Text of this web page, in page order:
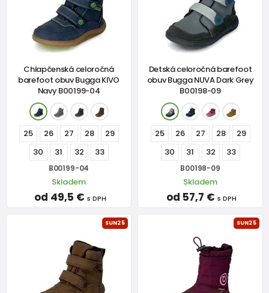
Chlapčenská celoročná
barefoot obuv Bugga KIVO
Navy B00199-04
25 26 27 28
29
30
31 32 33
B00199-04
Skladem
od 49,5 € s DPH
Detská celoročná barefoot
obuv Bugga NUVA Dark Grey
B00198-09
25 26 27 28
29
30
31 32 33
B00198-09
Skladem
od 57,7 € s DPH
SUN25 SUN25